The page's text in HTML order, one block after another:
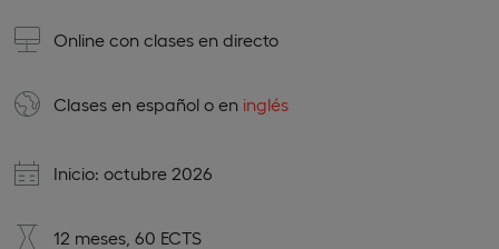
Online con clases en directo
Clases en español o en inglés
Inicio: octubre 2026
12 meses, 60 ECTS